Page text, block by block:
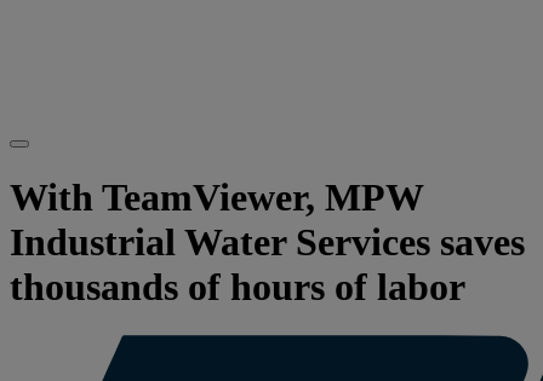
With TeamViewer, MPW
Industrial Water Services saves
thousands of hours of labor